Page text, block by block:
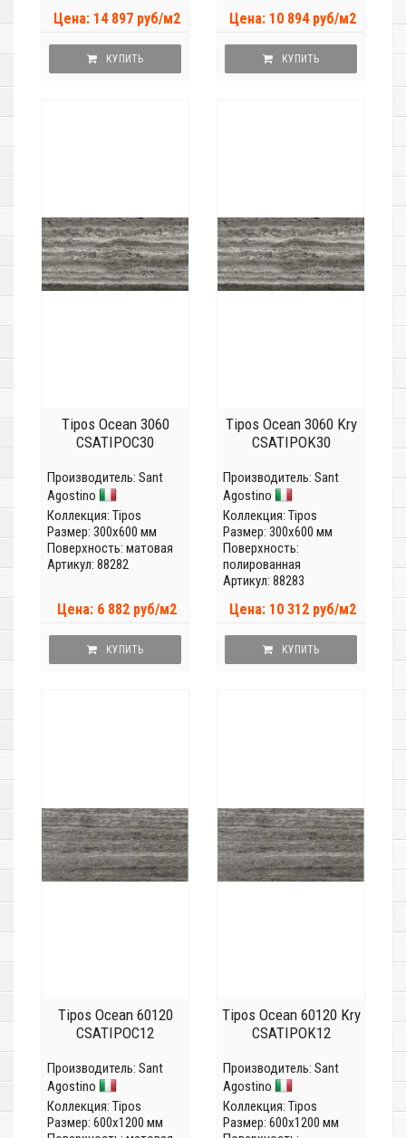
Цена: 14 897 руб/м2
КУПИТЬ
Цена: 10 894 руб/м2
КУПИТЬ
Tipos Ocean 3060
CSATIPOC30
Производитель: Sant
Agostino
Коллекция: Tipos
Размер: 300x600 мм
Поверхность: матовая
Артикул: 88282
Цена: 6 882 руб/м2
КУПИТЬ
Tipos Ocean 3060 Kry
CSATIPOK30
Производитель: Sant
Agostino
Коллекция: Tipos
Размер: 300x600 мм
Поверхность:
полированная
Артикул: 88283
Цена: 10 312 руб/м2
КУПИТЬ
Tipos Ocean 60120
CSATIPOC12
Производитель: Sant
Agostino
Коллекция: Tipos
Размер: 600x1200 мм
Tipos Ocean 60120 Kry
CSATIPOK12
Производитель: Sant
Agostino
Коллекция: Tipos
Размер: 600x1200 мм